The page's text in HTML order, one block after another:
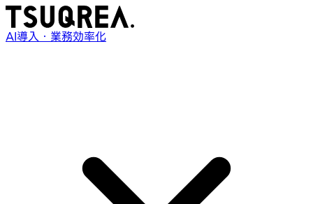
AI導入・業務効率化